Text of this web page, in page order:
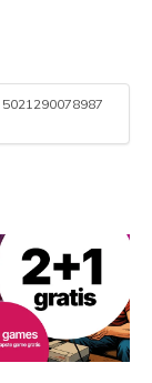
5021290078987